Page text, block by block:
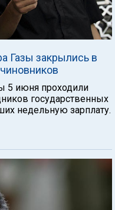
Газы закрылись в
5 июня проходили
государственных
недельную зарплату.